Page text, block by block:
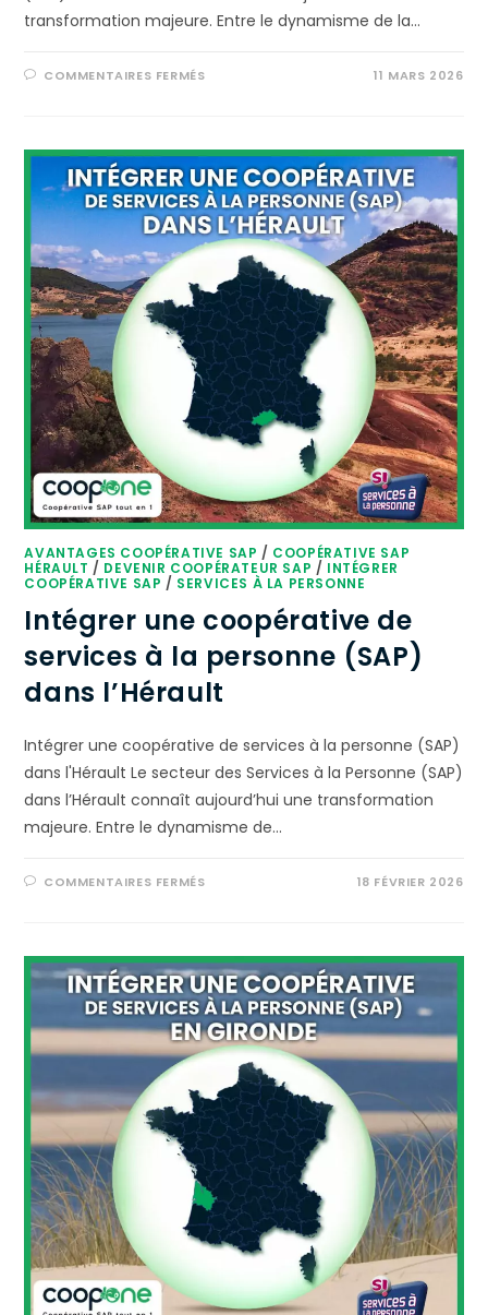
transformation majeure. Entre le dynamisme de la…
COMMENTAIRES FERMÉS 11 MARS 2026
AVANTAGES COOPÉRATIVE SAP / COOPÉRATIVE SAP
HÉRAULT / DEVENIR COOPÉRATEUR SAP / INTÉGRER
COOPÉRATIVE SAP / SERVICES À LA PERSONNE
Intégrer une coopérative de
services à la personne (SAP)
dans l’Hérault
Intégrer une coopérative de services à la personne (SAP)
dans l'Hérault Le secteur des Services à la Personne (SAP)
dans l’Hérault connaît aujourd’hui une transformation
majeure. Entre le dynamisme de…
COMMENTAIRES FERMÉS 18 FÉVRIER 2026